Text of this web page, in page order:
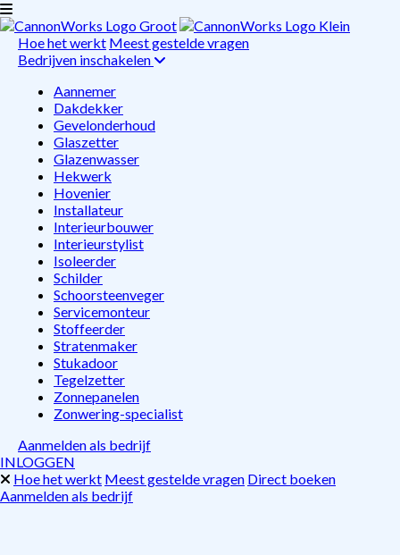
Hoe het werkt Meest gestelde vragen
Bedrijven inschakelen
Aannemer
Dakdekker
Gevelonderhoud
Glaszetter
Glazenwasser
Hekwerk
Hovenier
Installateur
Interieurbouwer
Interieurstylist
Isoleerder
Schilder
Schoorsteenveger
Servicemonteur
Stoffeerder
Stratenmaker
Stukadoor
Tegelzetter
Zonnepanelen
Zonwering-specialist
Aanmelden als bedrijf
INLOGGEN
Hoe het werkt Meest gestelde vragen Direct boeken
Aanmelden als bedrijf